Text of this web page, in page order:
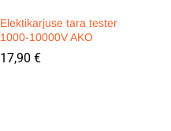
Elektikarjuse tara tester
1000-10000V AKO
17,90 €
17,90 €